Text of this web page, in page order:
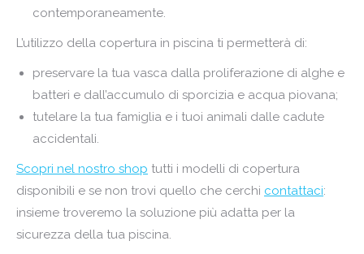
contemporaneamente.
L’utilizzo della copertura in piscina ti permetterà di:
preservare la tua vasca dalla proliferazione di alghe e
batteri e dall’accumulo di sporcizia e acqua piovana;
tutelare la tua famiglia e i tuoi animali dalle cadute
accidentali.
Scopri nel nostro shop tutti i modelli di copertura
disponibili e se non trovi quello che cerchi contattaci:
insieme troveremo la soluzione più adatta per la
sicurezza della tua piscina.